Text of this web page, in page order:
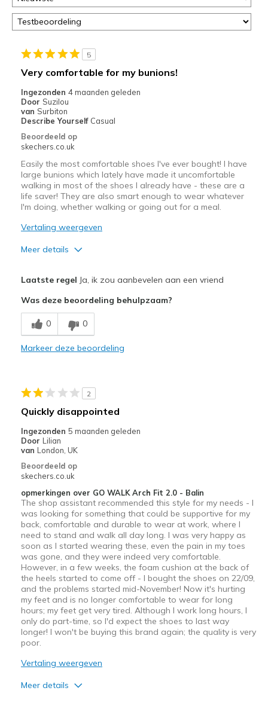
5
Very comfortable for my bunions!
Ingezonden 4 maanden geleden
Door Suzilou
van Surbiton
Describe Yourself Casual
Beoordeeld op
skechers.co.uk
Easily the most comfortable shoes I've ever bought! I have
large bunions which lately have made it uncomfortable
walking in most of the shoes I already have - these are a
life saver! They are also smart enough to wear whatever
I'm doing, whether walking or going out for a meal.
Vertaling weergeven
Meer details
Breathe Well
Comfortable
Beste toepassingen
Going Out
Special Occasions
Travel
Width
Feels true to width
Sizing
Feels true to size
View On Shoes
Shoes are for Wearing
Laatste regel Ja, ik zou aanbevelen aan een vriend
Was deze beoordeling behulpzaam?
0 0
Markeer deze beoordeling
2
Quickly disappointed
Ingezonden 5 maanden geleden
Door Lilian
van London, UK
Beoordeeld op
skechers.co.uk
opmerkingen over GO WALK Arch Fit 2.0 - Balin
The shop assistant recommended this style for my needs - I
was looking for something that could be supportive for my
back, comfortable and durable to wear at work, where I
need to stand and walk all day long. I was very happy as
soon as I started wearing these, even the pain in my toes
was gone, and they were indeed very comfortable.
However, in a few weeks, the foam cushion at the back of
the heels started to come off - I bought the shoes on 22/09,
and the problems started mid-November! Now it's hurting
my feet and is no longer comfortable to wear for long
hours; my feet get very tired. Although I work long hours, I
only do part-time, so I'd expect the shoes to last way
longer! I won't be buying this brand again; the quality is very
poor.
Vertaling weergeven
Meer details